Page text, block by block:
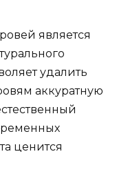
являeтся
удалить
аккуратную
ценится